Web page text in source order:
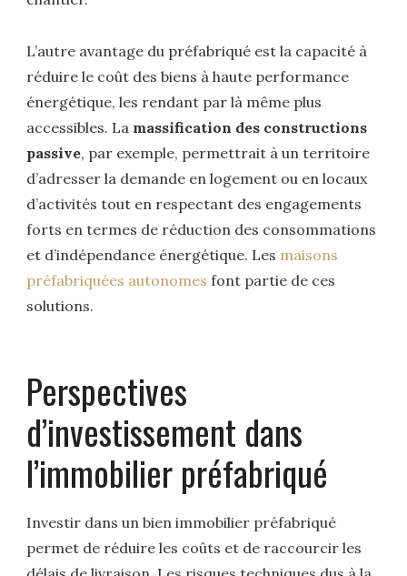
L’autre avantage du préfabriqué est la capacité à
réduire le coût des biens à haute performance
énergétique, les rendant par là même plus
accessibles. La massification des constructions
passive, par exemple, permettrait à un territoire
d’adresser la demande en logement ou en locaux
d’activités tout en respectant des engagements
forts en termes de réduction des consommations
et d’indépendance énergétique. Les maisons
préfabriquées autonomes font partie de ces
solutions.
Perspectives
d’investissement dans
l’immobilier préfabriqué
Investir dans un bien immobilier préfabriqué
permet de réduire les coûts et de raccourcir les